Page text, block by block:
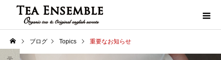
ブログ Topics 重要なお知らせ